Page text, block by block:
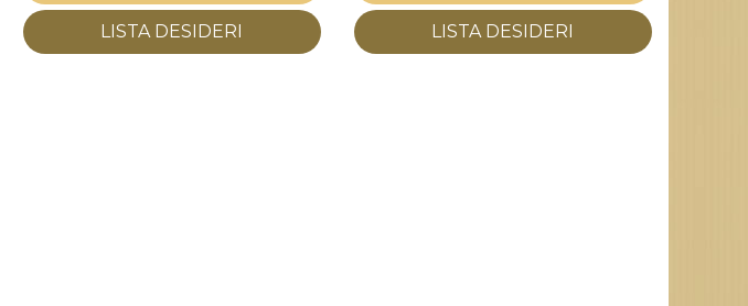
LISTA DESIDERI LISTA DESIDERI